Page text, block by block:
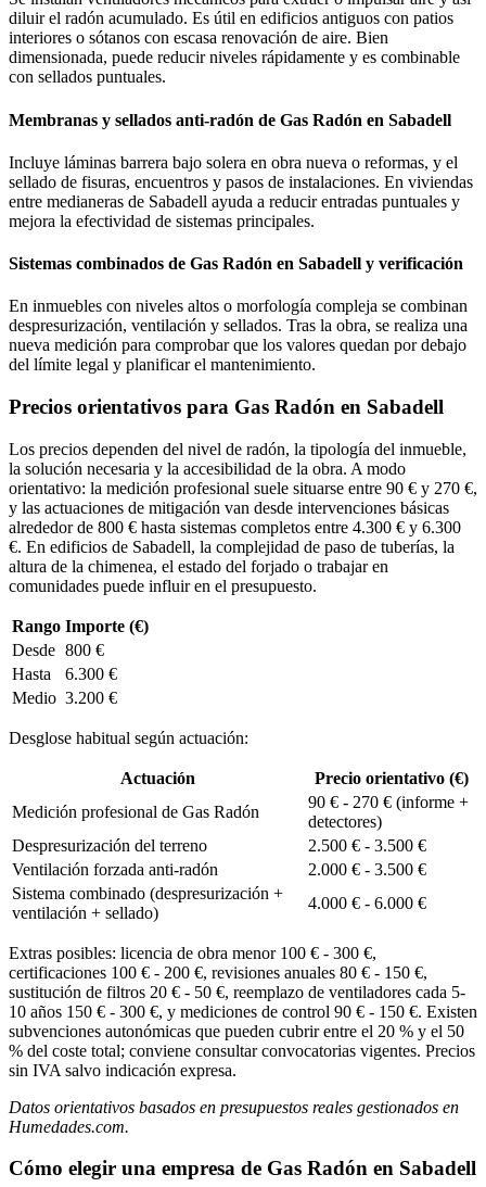
diluir el radón acumulado. Es útil en edificios antiguos con patios
interiores o sótanos con escasa renovación de aire. Bien
dimensionada, puede reducir niveles rápidamente y es combinable
con sellados puntuales.
Membranas y sellados anti-radón de Gas Radón en Sabadell
Incluye láminas barrera bajo solera en obra nueva o reformas, y el
sellado de fisuras, encuentros y pasos de instalaciones. En viviendas
entre medianeras de Sabadell ayuda a reducir entradas puntuales y
mejora la efectividad de sistemas principales.
Sistemas combinados de Gas Radón en Sabadell y verificación
En inmuebles con niveles altos o morfología compleja se combinan
despresurización, ventilación y sellados. Tras la obra, se realiza una
nueva medición para comprobar que los valores quedan por debajo
del límite legal y planificar el mantenimiento.
Precios orientativos para Gas Radón en Sabadell
Los precios dependen del nivel de radón, la tipología del inmueble,
la solución necesaria y la accesibilidad de la obra. A modo
orientativo: la medición profesional suele situarse entre 90 € y 270 €,
y las actuaciones de mitigación van desde intervenciones básicas
alrededor de 800 € hasta sistemas completos entre 4.300 € y 6.300
€. En edificios de Sabadell, la complejidad de paso de tuberías, la
altura de la chimenea, el estado del forjado o trabajar en
comunidades puede influir en el presupuesto.
Rango Importe (€)
Desde 800 €
Hasta
6.300 €
Medio 3.200 €
Desglose habitual según actuación:
Actuación
Precio orientativo (€)
Medición profesional de Gas Radón
90 € - 270 € (informe +
detectores)
Despresurización del terreno
2.500 € - 3.500 €
Ventilación forzada anti-radón
2.000 € - 3.500 €
Sistema combinado (despresurización +
ventilación + sellado)
4.000 € - 6.000 €
Extras posibles: licencia de obra menor 100 € - 300 €,
certificaciones 100 € - 200 €, revisiones anuales 80 € - 150 €,
sustitución de filtros 20 € - 50 €, reemplazo de ventiladores cada 5-
10 años 150 € - 300 €, y mediciones de control 90 € - 150 €. Existen
subvenciones autonómicas que pueden cubrir entre el 20 % y el 50
% del coste total; conviene consultar convocatorias vigentes. Precios
sin IVA salvo indicación expresa.
Datos orientativos basados en presupuestos reales gestionados en
Humedades.com.
Cómo elegir una empresa de Gas Radón en Sabadell